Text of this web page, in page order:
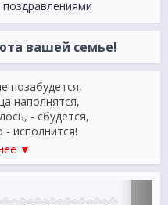
поздравлениями
вашей семье!
позабудется,
наполнятся,
- сбудется,
- исполнится!
безбрежного,
▼